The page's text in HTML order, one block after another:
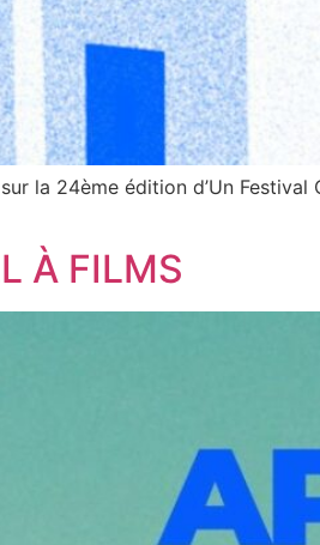
la 24ème édition d’Un
À FILMS